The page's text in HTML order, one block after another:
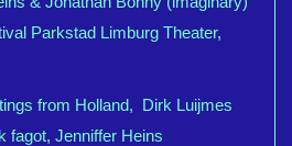
Parkstad Limburg Theater,
from Holland, Dirk Luijmes
fagot, Jenniffer Heins